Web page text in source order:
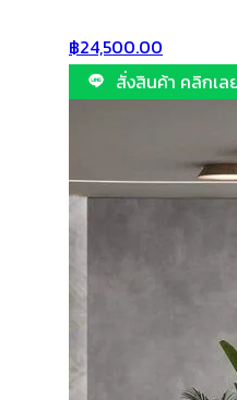
฿24,500.00
สั่งสินค้า คลิกเล